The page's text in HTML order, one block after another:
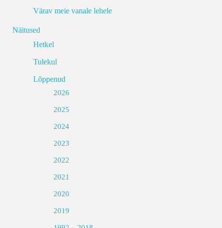
Värav meie vanale lehele
Näitused
Hetkel
Tulekul
Lõppenud
2026
2025
2024
2023
2022
2021
2020
2019